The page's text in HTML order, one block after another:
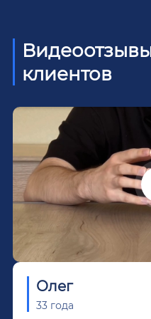
клиентов
Олег
33 года